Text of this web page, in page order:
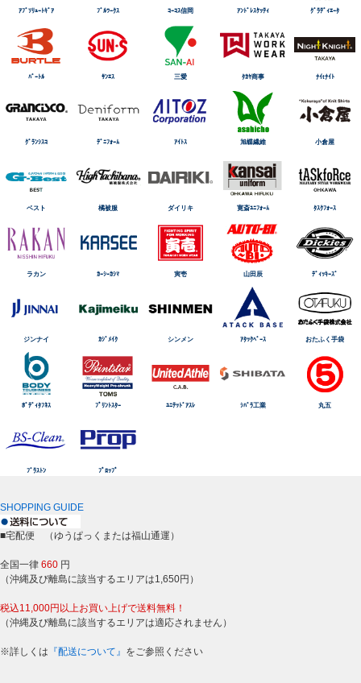
ｱﾌﾞｿﾘｭｰﾄｷﾞｱ ﾌﾞﾙﾜｰｸｽ ｺｰｺｽ信岡 ｱﾝﾄﾞﾚｽｹｯﾃｨ ｸﾞﾗﾃﾞｨｴｰﾀ
ﾊﾞｰﾄﾙ ｻﾝｴｽ 三愛 ﾀｶﾔ商事 ﾅｲtﾅｲﾄ
ｸﾞﾗﾝｼｽｺ ﾃﾞﾆﾌｫｰﾑ ｱｲﾄｽ 旭蝶繊維 小倉屋
ベスト 橘被服 ダイリキ 寛斎ﾕﾆﾌｫｰﾑ ﾀｽｸﾌｫｰｽ
ラカン ｶｰｼｰｶｼﾏ 寅壱 山田辰 ﾃﾞｨｯｷｰｽﾞ
ジンナイ ｶｼﾞﾒｲｸ シンメン ｱﾀｯｸﾍﾞｰｽ おたふく手袋
ﾎﾞﾃﾞｨﾀﾌﾈｽ ﾌﾟﾘﾝﾄｽﾀｰ ﾕﾆﾃｯﾄﾞｱｽﾚ ｼﾊﾞﾗ工業 丸五
ﾌﾞﾗｽﾄﾝ ﾌﾟﾛｯﾌﾟ
SHOPPING GUIDE
■宅配便 （ゆうぱっくまたは福山通運）
全国一律 660 円
（沖縄及び離島に該当するエリアは1,650円）
税込11,000円以上お買い上げで送料無料！
（沖縄及び離島に該当するエリアは適応されません）
※詳しくは 『配送について』 をご参照ください